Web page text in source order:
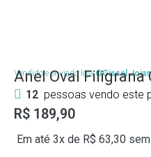
Vendido e enviado loja©Gissel Joias
Anel Oval Filigrana
12 pessoas vendo este
R$ 189,90
Em até 3x de R$ 63,30